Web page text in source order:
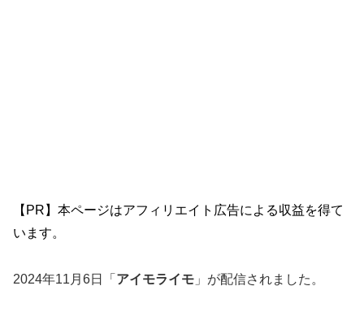
【PR】本ページはアフィリエイト広告による収益を得て
います。
2024年11月6日「 アイモライモ 」が配信されました。